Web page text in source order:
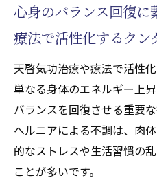
心身のバランス回復に
療法で活性化するクン
天啓気功治療や療法で活性
単なる身体のエネルギー上
バランスを回復させる重要
ヘルニアによる不調は、肉
的なストレスや生活習慣の
ことが多いです。